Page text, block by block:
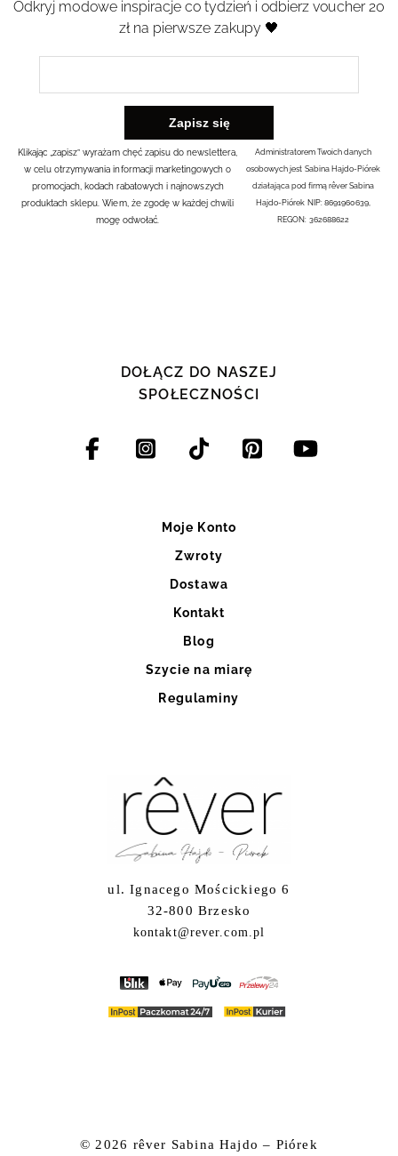
Odkryj modowe inspiracje co tydzień i odbierz voucher 20
zł na pierwsze zakupy 🖤
Klikając „zapisz” wyrażam chęć zapisu do newslettera,
w celu otrzymywania informacji marketingowych o
promocjach, kodach rabatowych i najnowszych
produktach sklepu. Wiem, że zgodę w każdej chwili
mogę odwołać.
Administratorem Twoich danych
osobowych jest Sabina Hajdo-Piórek
działająca pod firmą rêver Sabina
Hajdo-Piórek NIP: 8691960639,
REGON: 362688622
DOŁĄCZ DO NASZEJ
SPOŁECZNOŚCI
Moje Konto
Zwroty
Dostawa
Kontakt
Blog
Szycie na miarę
Regulaminy
ul. Ignacego Mościckiego 6
32-800 Brzesko
kontakt@rever.com.pl
© 2026 rêver Sabina Hajdo – Piórek